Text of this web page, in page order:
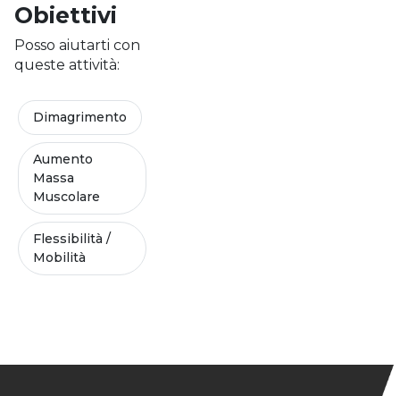
Obiettivi
Posso aiutarti con
queste attività:
Dimagrimento
Aumento
Massa
Muscolare
Flessibilità /
Mobilità